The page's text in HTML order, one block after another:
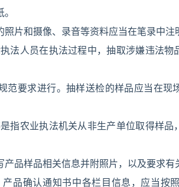
片和摄像、录音等资料应当在笔录中注
法人员在执法过程中，抽取涉嫌违法物
范要求进行。抽样送检的样品应当在现
指农业执法机关从非生产单位取得样
品样品相关信息并附照片，以及要求有
品确认通知书中各栏目信息，应当按